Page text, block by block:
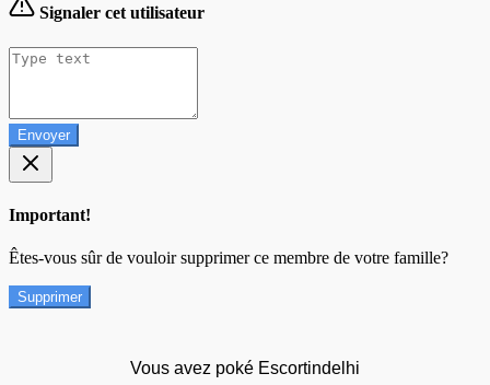
Signaler cet utilisateur
Envoyer
Important!
Êtes-vous sûr de vouloir supprimer ce membre de votre famille?
Supprimer
Vous avez poké Escortindelhi